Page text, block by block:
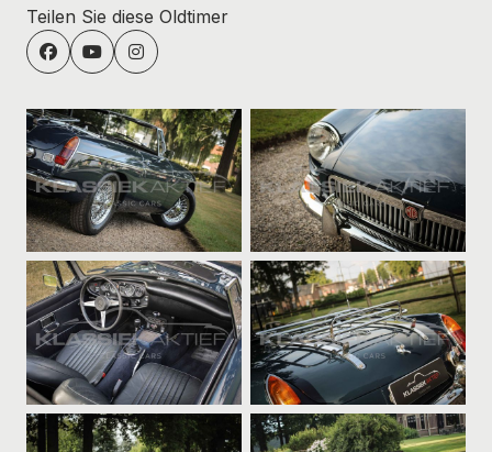
Teilen Sie diese Oldtimer